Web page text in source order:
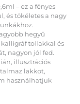
– ez a fényes
és tökéletes a nagy
hegyű
tollakkal és
nagyon jól fed.
illusztrációs
lakkot,
használhatjuk